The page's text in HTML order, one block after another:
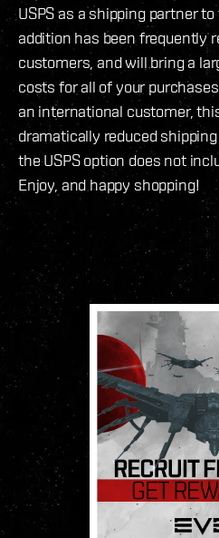
USPS as a shipping partner
addition has been frequently
customers, and will bring a
costs for all of your
an international customer,
dramatically reduced
the USPS option does not
Enjoy, and happy shopping!